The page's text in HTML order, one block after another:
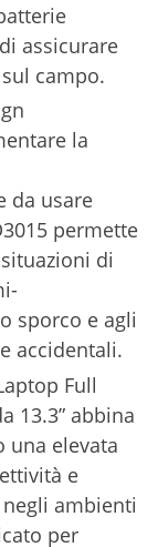
assicurare
campo.
la
da usare
permette
di
sporco e agli
accidentali.
Full
13.3” abbina
una elevata
e
ambienti
per